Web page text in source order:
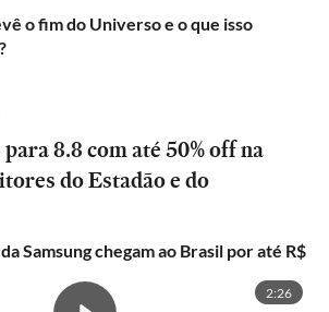
o fim do Universo e o que isso
8.8 com até 50% off na
do Estadão e do
Samsung chegam ao Brasil por até R$
2:26